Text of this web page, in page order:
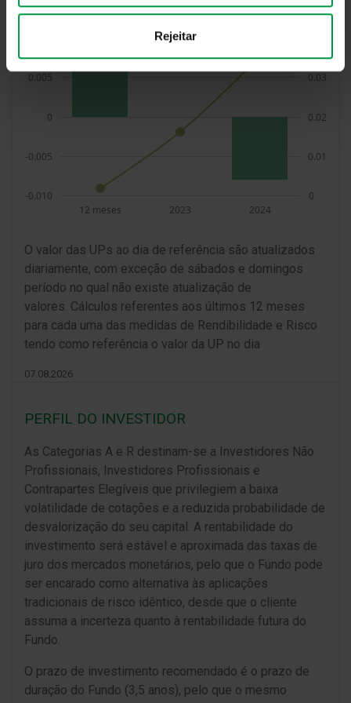
Rejeitar
O valor das UPs ao dia de referência são atualizados
diariamente, com exceção de sábados e domingos
período no qual não existe atualização de
valores. Cálculos referentes aos últimos 12 meses
para cada uma das medidas de Rendibilidade e Risco
tendo como referência o valor da UP no dia
07.08.2026
PERFIL DO INVESTIDOR
As Categorias A e R destinam-se a Investidores Não
Profissionais, Investidores Profissionais e
Contrapartes Elegíveis que privilegiem a baixa
volatilidade de cotações e a reduzida probabilidade de
desvalorização do seu capital. A rentabilidade do
investimento será estável e aproximada das taxas de
juro dos mercados monetários, pelo que o Fundo pode
ser encarado como alternativa às aplicações
tradicionais de risco idêntico, desde que o cliente
assuma a incerteza quanto à rentabilidade futura do
Fundo.
O prazo de investimento recomendado é o prazo de
duração do Fundo (3,5 anos), pelo que o mesmo